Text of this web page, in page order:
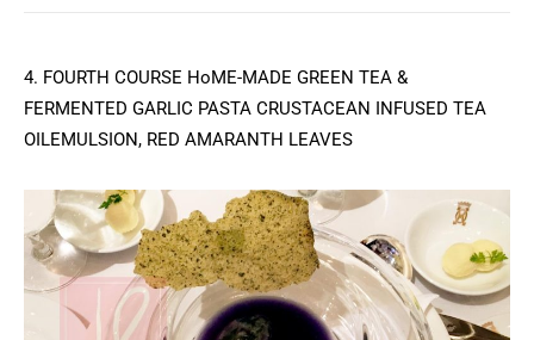
4. FOURTH COURSE HoME-MADE GREEN TEA &
FERMENTED GARLIC PASTA CRUSTACEAN INFUSED TEA
OILEMULSION, RED AMARANTH LEAVES